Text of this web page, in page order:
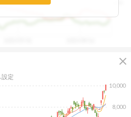
close
8,000
10,000
設定